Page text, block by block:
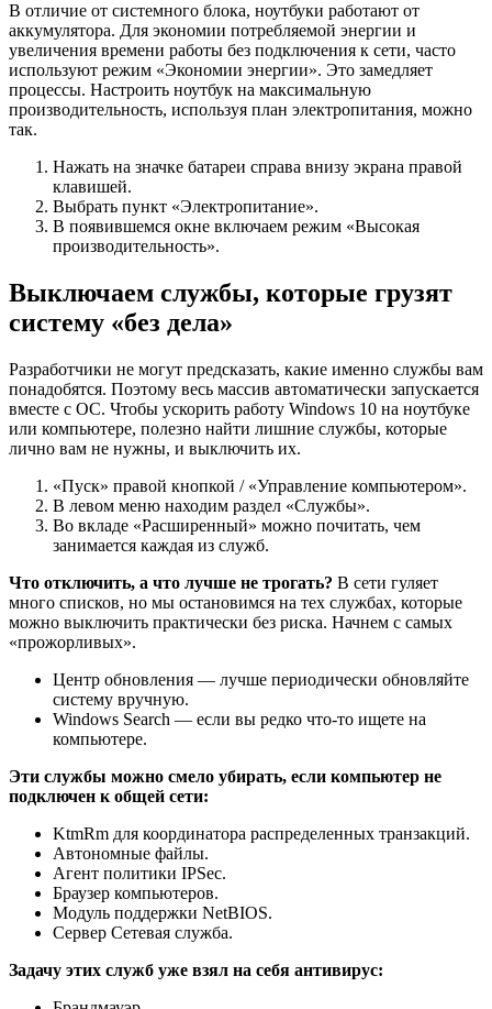
В отличие от системного блока, ноутбуки работают от
аккумулятора. Для экономии потребляемой энергии и
увеличения времени работы без подключения к сети, часто
используют режим «Экономии энергии». Это замедляет
процессы. Настроить ноутбук на максимальную
производительность, используя план электропитания, можно
так.
Нажать на значке батареи справа внизу экрана правой
клавишей.
Выбрать пункт «Электропитание».
В появившемся окне включаем режим «Высокая
производительность».
Выключаем службы, которые грузят
систему «без дела»
Разработчики не могут предсказать, какие именно службы вам
понадобятся. Поэтому весь массив автоматически запускается
вместе с ОС. Чтобы ускорить работу Windows 10 на ноутбуке
или компьютере, полезно найти лишние службы, которые
лично вам не нужны, и выключить их.
«Пуск» правой кнопкой / «Управление компьютером».
В левом меню находим раздел «Службы».
Во вкладе «Расширенный» можно почитать, чем
занимается каждая из служб.
Что отключить, а что лучше не трогать? В сети гуляет
много списков, но мы остановимся на тех службах, которые
можно выключить практически без риска. Начнем с самых
«прожорливых».
Центр обновления — лучше периодически обновляйте
систему вручную.
Windows Search — если вы редко что-то ищете на
компьютере.
Эти службы можно смело убирать, если компьютер не
подключен к общей сети:
KtmRm для координатора распределенных транзакций.
Автономные файлы.
Агент политики IPSec.
Браузер компьютеров.
Модуль поддержки NetBIOS.
Сервер Сетевая служба.
Задачу этих служб уже взял на себя антивирус: